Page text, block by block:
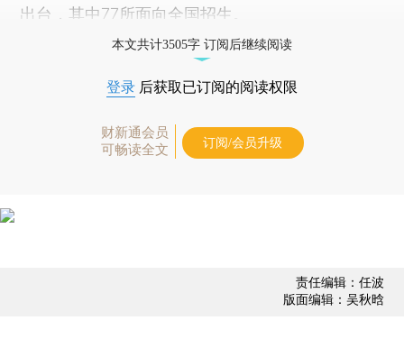
出台，其中77所面向全国招生。
本文共计3505字 订阅后继续阅读
登录 后获取已订阅的阅读权限
财新通会员
可畅读全文
订阅/会员升级
责任编辑：任波
版面编辑：吴秋晗